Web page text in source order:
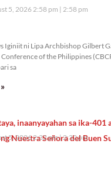
5, 2026 2:58 pm 2:58 pm
Iginiit ni Lipa Archbishop Gilbert
of the Philippines
sa
inaanyayahan sa ika-401
Nuestra Señora del Buen
5, 2026 2:32 pm 2:32 pm